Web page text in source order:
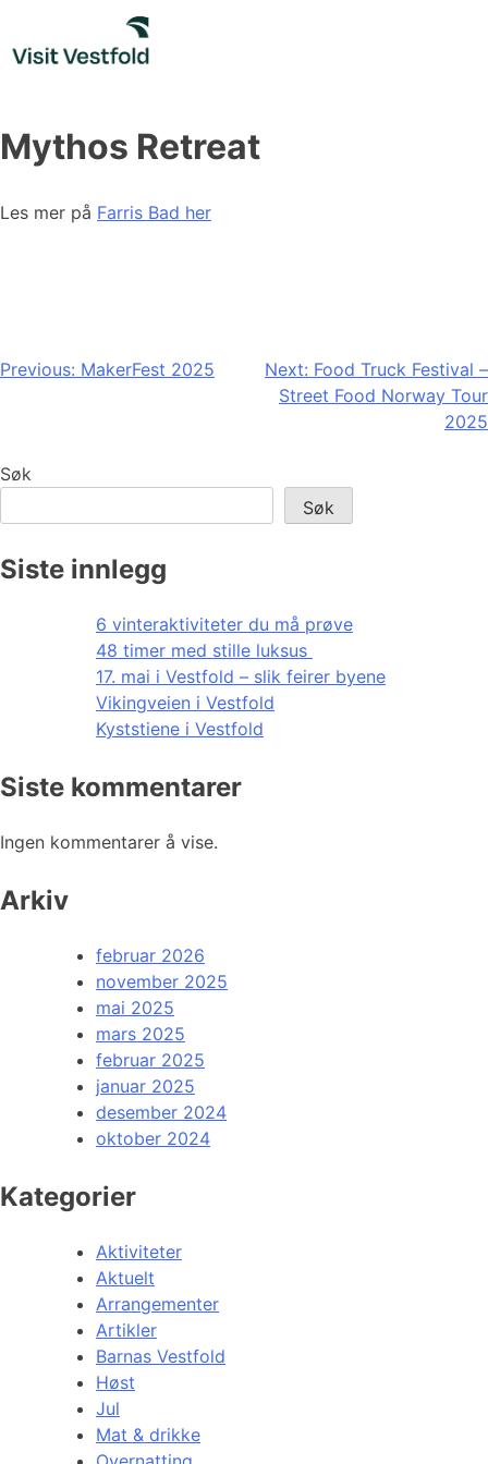
content
Mythos Retreat
Les mer på Farris Bad her
Innleggsnavigasjon
Previous: MakerFest 2025 Next: Food Truck Festival –
Street Food Norway Tour
2025
Søk
Søk
Siste innlegg
6 vinteraktiviteter du må prøve
48 timer med stille luksus
17. mai i Vestfold – slik feirer byene
Vikingveien i Vestfold
Kyststiene i Vestfold
Siste kommentarer
Ingen kommentarer å vise.
Arkiv
februar 2026
november 2025
mai 2025
mars 2025
februar 2025
januar 2025
desember 2024
oktober 2024
Kategorier
Aktiviteter
Aktuelt
Arrangementer
Artikler
Barnas Vestfold
Høst
Jul
Mat & drikke